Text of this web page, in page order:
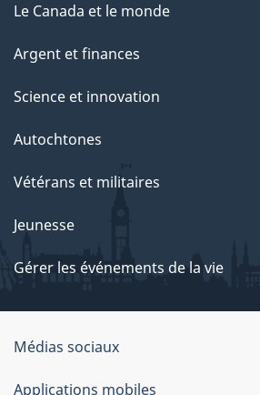
Le Canada et le monde
Argent et finances
Science et innovation
Autochtones
Vétérans et militaires
Jeunesse
Gérer les événements de la vie
Organisation
du
Médias sociaux
Applications mobiles